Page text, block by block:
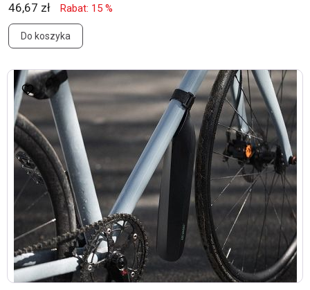
46,67 zł Rabat: 15 %
Do koszyka